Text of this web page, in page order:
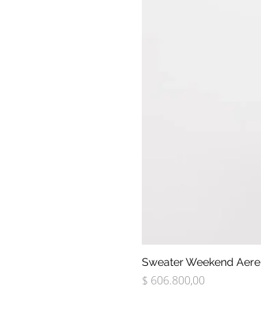
Sweater Weekend Aere
Precio
$ 606.800,00